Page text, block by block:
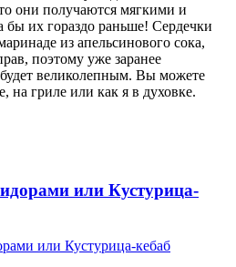
они получаются мягкими и
их гораздо раньше! Сердечки
из апельсинового сока,
поэтому уже заранее
будет великолепным. Вы можете
на гриле или как я в духовке.
или Кустурица-